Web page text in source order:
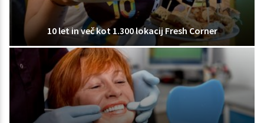
10 let in več kot 1.300 lokacij Fresh Corner